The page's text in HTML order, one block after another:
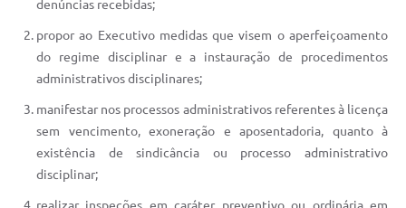
denúncias recebidas;
propor ao Executivo medidas que visem o aperfeiçoamento
do regime disciplinar e a instauração de procedimentos
administrativos disciplinares;
manifestar nos processos administrativos referentes à licença
sem vencimento, exoneração e aposentadoria, quanto à
existência de sindicância ou processo administrativo
disciplinar;